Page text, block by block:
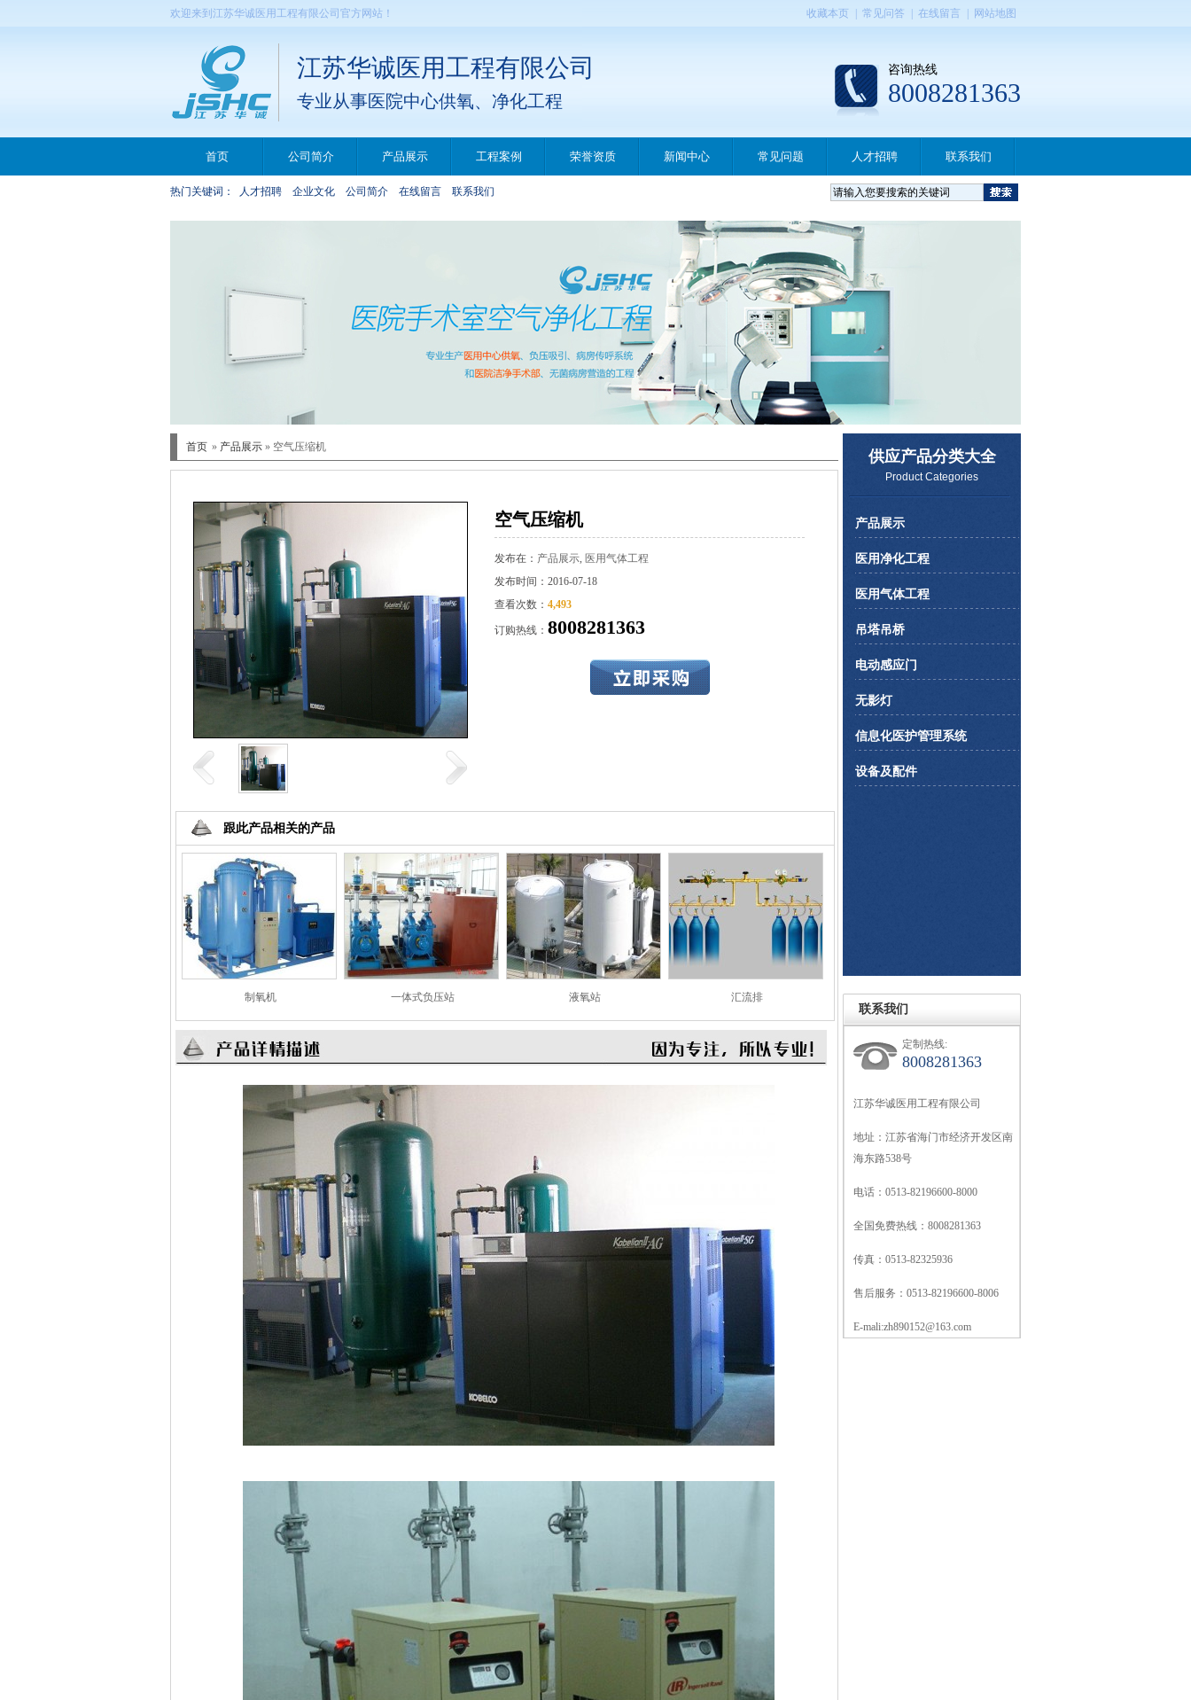
欢迎来到江苏华诚医用工程有限公司官方网站！ 收藏本页 常见问答 在线留言 网站地图
江苏华诚医用工程有限公司
专业从事医院中心供氧、净化工程
咨询热线
8008281363
首页 公司简介
n95 mask cover
n95 mask curad
产品展示
2019 best diet pills
colombian diet pills
weight 2019
most effective
weight loss pills
fastest weight loss
diet pills for
,
effective weight
loss pills
what pills help you
lose weight fast
,
effective weight
loss pills 2019
,
best otc weight loss
supplement 2019
diet pills to reduce
belly fat
,
stomach weight loss
pills
pills to lose
stomach fat
,
extreme weight loss
pills 2019
,
diet pills to lose
belly fat fast
burn belly fat fast
pills that help you
lose belly fat
,
weight loss
supplement that
works fast
,
what pills make you
lose weight
what pills make you
lose weight fast
diet pills that make
you lose weight fast
工程案例 荣誉资质 新闻中心 常见问题 人才招聘 联系我们
热门关键词： 人才招聘 企业文化 公司简介 在线留言 联系我们
首页 » 产品展示 » 空气压缩机
空气压缩机
发布在： 产品展示, 医用气体工程
发布时间：2016-07-18
查看次数： 4,493
订购热线： 8008281363
跟此产品相关的产品
制氧机 一体式负压站 液氧站 汇流排
供应产品分类大全
Product Categories
产品展示
医用净化工程
医用气体工程
吊塔吊桥
电动感应门
无影灯
信息化医护管理系统
设备及配件
联系我们
定制热线:
8008281363
江苏华诚医用工程有限公司
地址：江苏省海门市经济开发区南
海东路538号
电话：0513-82196600-8000
全国免费热线：8008281363
传真：0513-82325936
售后服务：0513-82196600-8006
E-mali:zh890152@163.com